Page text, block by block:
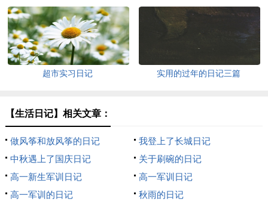
超市实习日记 实用的过年的日记三篇
【生活日记】相关文章：
做风筝和放风筝的日记
我登上了长城日记
中秋遇上了国庆日记
关于刷碗的日记
高一新生军训日记
高一军训日记
高一军训的日记
秋雨的日记